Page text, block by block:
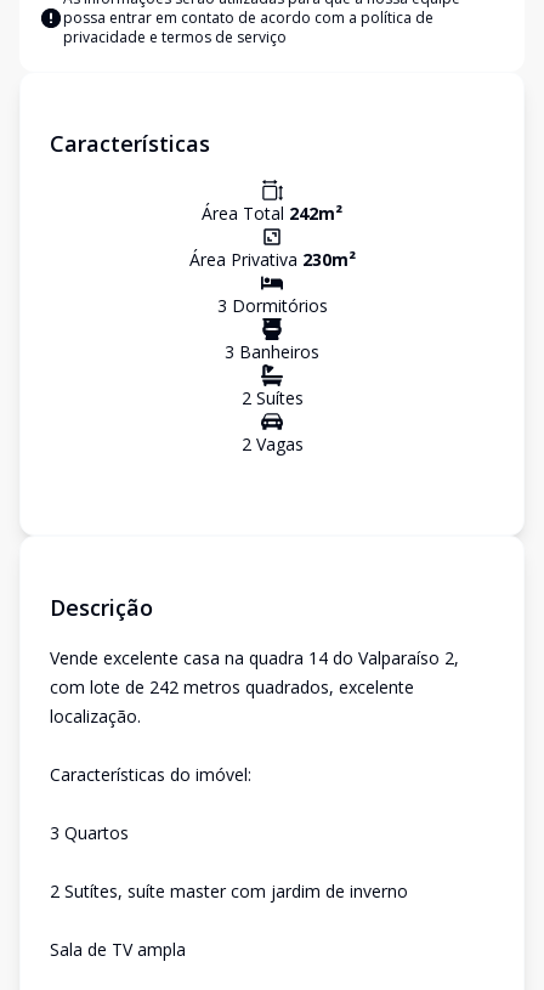
possa entrar em contato de acordo com a política de
privacidade e termos de serviço
Características
Área Total 242m²
Área Privativa 230m²
3 Dormitórios
3 Banheiros
2Suítes
2Vagas
Descrição
Vende excelente casa na quadra 14 do Valparaíso 2,
com lote de 242 metros quadrados, excelente
localização.
Características do imóvel:
3 Quartos
2 Sutítes, suíte master com jardim de inverno
Sala de TV ampla